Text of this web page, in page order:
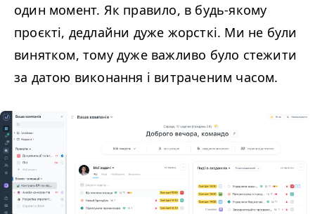
один момент. Як правило, в будь-якому
проєкті, дедлайни дуже жорсткі. Ми не були
винятком, тому дуже важливо було стежити
за датою виконання і витраченим часом.